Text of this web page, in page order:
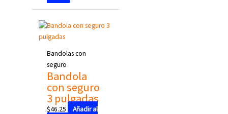
Bandolas con
seguro
Bandola
con seguro
3 pulgadas
$46.25
Añadir al